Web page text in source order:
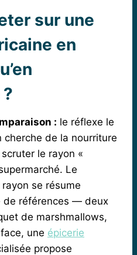
sur une
en
: le réflexe le
cherche de la nourriture
le rayon «
Le
rayon se résume
de références — deux
de marshmallows,
une épicerie
propose